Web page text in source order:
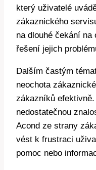
který uživatelé
zákaznického
na dlouhé čekání na
řešení jejich
Dalším častým
neochota
zákazníků
nedostatečnou
Acond ze strany
vést k frustraci
pomoc nebo